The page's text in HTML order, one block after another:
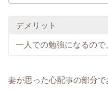
デメリット
一人での勉強になるの
妻が思った心配事の部分で